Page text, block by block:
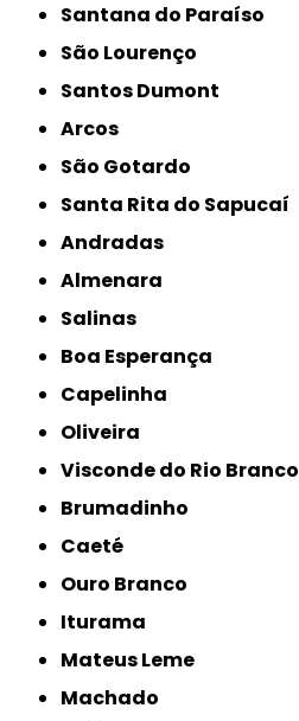
Santana do Paraíso
São Lourenço
Santos Dumont
Arcos
São Gotardo
Santa Rita do Sapucaí
Andradas
Almenara
Salinas
Boa Esperança
Capelinha
Oliveira
Visconde do Rio Branco
Brumadinho
Caeté
Ouro Branco
Iturama
Mateus Leme
Machado